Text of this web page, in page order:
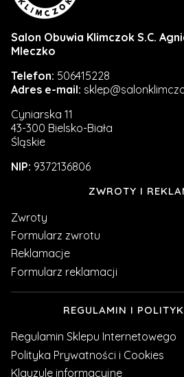
Salon Obuwia Klimczok S.C.
Mleczko
Telefon: 506415228
Adres e-mail:
Cyniarska 11
43-300 Bielsko-Biała
Śląskie
NIP: 9372136806
Linki w stopceZWROTY I
Zwroty
Formularz zwrotu
Reklamacje
Formularz reklamacji
REGULAMIN I
Regulamin Sklepu Internetowego
Polityka Prywatności i Cookies
Klauzule informacyjne